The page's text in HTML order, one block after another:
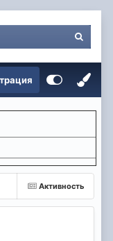
Активность